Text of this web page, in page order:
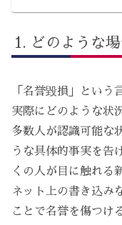
どのような
「名誉毀損」という
実際にどのような状
多数人が認識可能な
うな具体的事実を告
くの人が目に触れる
ネット上の書き込み
ことで名誉を傷つけ